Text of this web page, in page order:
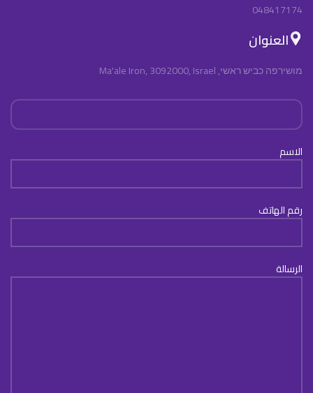
048417174
العنوان
מושירפה כביש ראשי, Ma'ale Iron, 3092000, Israel
الاسم
رقم الهاتف
الرسالة